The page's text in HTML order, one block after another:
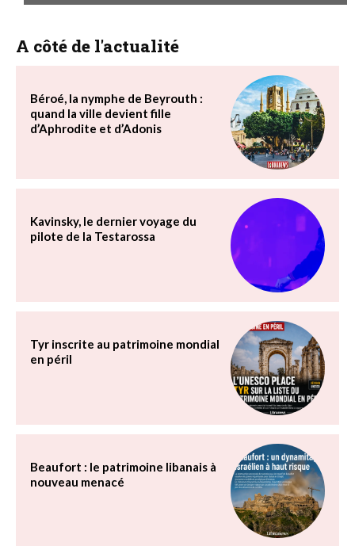
A côté de l'actualité
Béroé, la nymphe de Beyrouth :
quand la ville devient fille
d’Aphrodite et d’Adonis
Kavinsky, le dernier voyage du
pilote de la Testarossa
Tyr inscrite au patrimoine mondial
en péril
Beaufort : le patrimoine libanais à
nouveau menacé